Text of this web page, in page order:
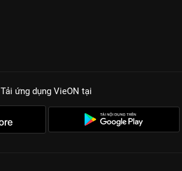
Tải ứng dụng VieON tại